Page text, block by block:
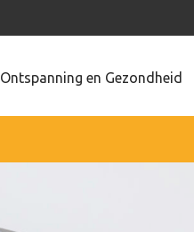
Ontspanning en Gezondheid